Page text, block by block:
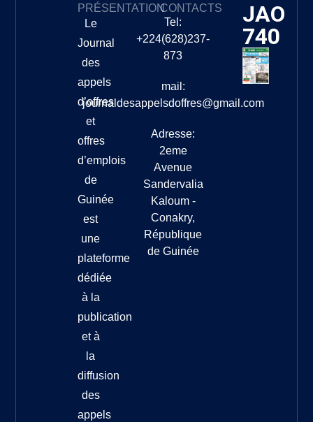
PRÉSENTATION
Le
Journal
des
appels
d’offres
et
offres
d’emplois
de
Guinée
est
une
plateforme
dédiée
à la
publication
et à
la
diffusion
des
appels
CONTACTS
Tel:
+224(628)237-
873
mail:
journaldesappelsdoffres@gmail.com
Adresse:
2eme
Avenue
Sandervalia
Kaloum -
Conakry,
République
de Guinée
JAO
740